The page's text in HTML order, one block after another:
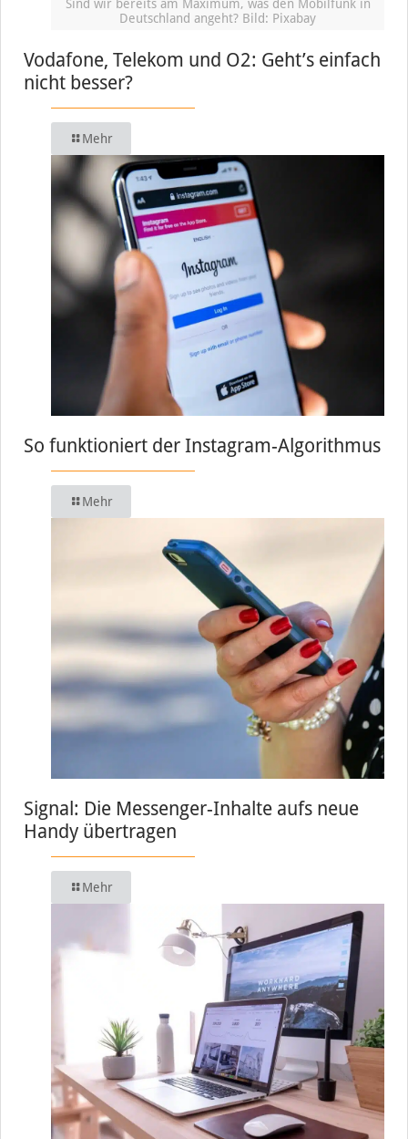
Sind wir bereits am Maximum, was den Mobilfunk in
Deutschland angeht? Bild: Pixabay
Vodafone, Telekom und O2: Geht’s einfach
nicht besser?
Mehr
So funktioniert der Instagram-Algorithmus
Mehr
Signal: Die Messenger-Inhalte aufs neue
Handy übertragen
Mehr